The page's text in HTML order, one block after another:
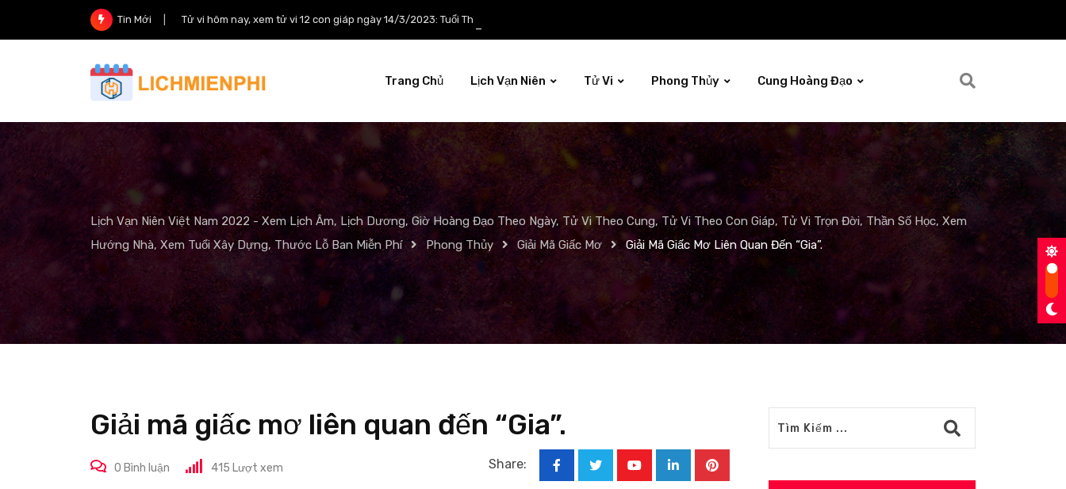
Tin Mới Tử vi hôm nay, xem tử vi 12 con giáp ngày 14/3/2023: Tuổi Thìn công việc tươi sáng
Trang Chủ Lịch Vạn Niên Tử Vi Phong Thủy Cung Hoàng Đạo
Lịch Vạn Niên Việt Nam 2022 - Xem Lịch Âm, Lịch Dương, Giờ Hoàng Đạo Theo Ngày, Tử Vi Theo Cung, Tử Vi Theo Con Giáp, Tử Vi Trọn Đời, Thần Số Học, Xem
Hướng Nhà, Xem Tuổi Xây Dựng, Thước Lỗ Ban Miễn Phí
Phong Thủy Giải Mã Giấc Mơ Giải Mã Giấc Mơ Liên Quan Đến “Gia”.
Giải mã giấc mơ liên quan đến “Gia”.
0 Bình luận 415 Lượt xem Share:
LinkedInPinterest